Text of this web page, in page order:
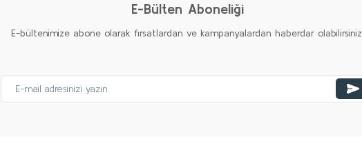
E-Bülten Aboneliği
E-bültenimize abone olarak fırsatlardan ve kampanyalardan haberdar olabilirsiniz.